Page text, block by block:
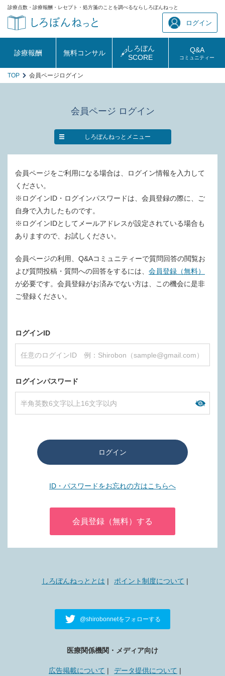
診療点数・診療報酬・レセプト・処方箋のことを調べるならしろぼんねっと
ログイン
診療報酬 無料コンサル
しろぼん
SCORE
Q&A
コミュニティー
TOP 会員ページログイン
会員ページ ログイン
しろぼんねっとメニュー
会員ページをご利用になる場合は、ログイン情報を入力して
ください。
※ログインID・ログインパスワードは、会員登録の際に、ご
自身で入力したものです。
※ログインIDとしてメールアドレスが設定されている場合も
ありますので、お試しください。
会員ページの利用、Q&Aコミュニティーで質問回答の閲覧お
よび質問投稿・質問への回答をするには、 会員登録（無料）
が必要です。会員登録がお済みでない方は、この機会に是非
ご登録ください。
ログインID
ログインパスワード
ログイン
ID・パスワードをお忘れの方はこちらへ
会員登録（無料）する
しろぼんねっととは ポイント制度について
@shirobonnetをフォローする
医療関係機関・メディア向け
広告掲載について データ提供について